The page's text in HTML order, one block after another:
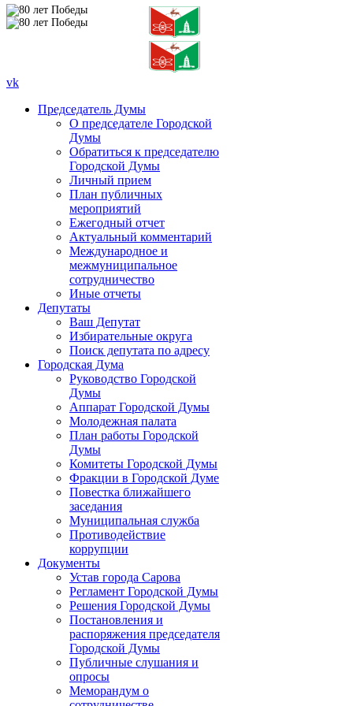
vk
Председатель Думы
О председателе Городской
Думы
Обратиться к председателю
Городской Думы
Личный прием
План публичных
мероприятий
Ежегодный отчет
Актуальный комментарий
Международное и
межмуниципальное
сотрудничество
Иные отчеты
Депутаты
Ваш Депутат
Избирательные округа
Поиск депутата по адресу
Городская Дума
Руководство Городской
Думы
Аппарат Городской Думы
Молодежная палата
План работы Городской
Думы
Комитеты Городской Думы
Фракции в Городской Думе
Повестка ближайшего
заседания
Муниципальная служба
Противодействие
коррупции
Документы
Устав города Сарова
Регламент Городской Думы
Решения Городской Думы
Постановления и
распоряжения председателя
Городской Думы
Публичные слушания и
опросы
Меморандум о